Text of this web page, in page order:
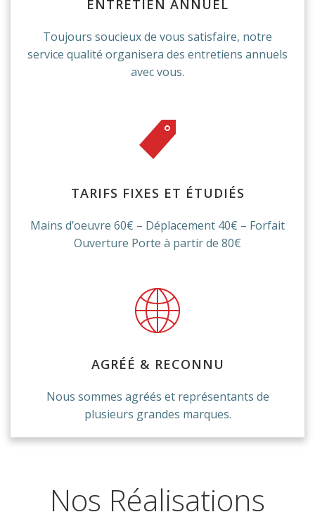
ENTRETIEN ANNUEL
Toujours soucieux de vous satisfaire, notre
service qualité organisera des entretiens annuels
avec vous.
TARIFS FIXES ET ÉTUDIÉS
Mains d’oeuvre 60€ – Déplacement 40€ – Forfait
Ouverture Porte à partir de 80€
AGRÉÉ & RECONNU
Nous sommes agréés et représentants de
plusieurs grandes marques.
Nos Réalisations